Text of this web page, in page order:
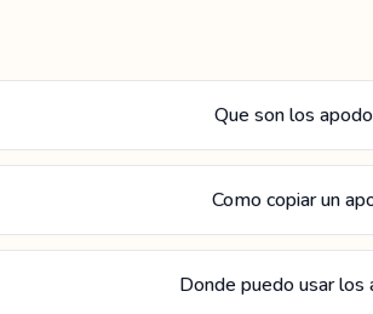
Que son los
Como copiar un
Donde puedo usar los